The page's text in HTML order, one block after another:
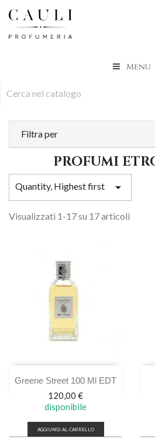
Menu
Filtra per
PROFUMI
Quantity, Highest first 
Visualizzati 1-17 su 17 articoli
Greene Street 100 Ml EDT
Prezzo
120,00 €
disponibile
AGGIUNGI AL CARRELLO